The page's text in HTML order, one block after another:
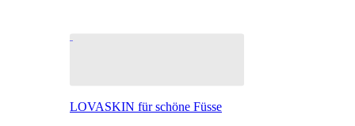
LOVASKIN für schöne Füsse